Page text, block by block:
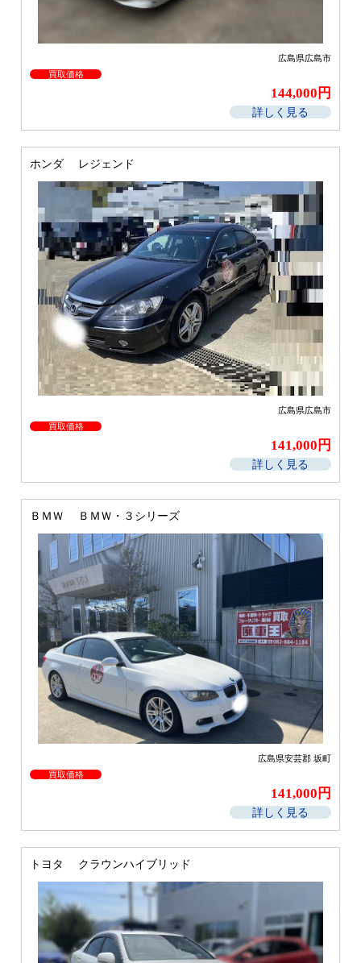
広島県広島市
買取価格
144,000円
詳しく見る
ホンダ レジェンド
広島県広島市
買取価格
141,000円
詳しく見る
ＢＭＷ ＢＭＷ・３シリーズ
広島県安芸郡 坂町
買取価格
141,000円
詳しく見る
トヨタ クラウンハイブリッド